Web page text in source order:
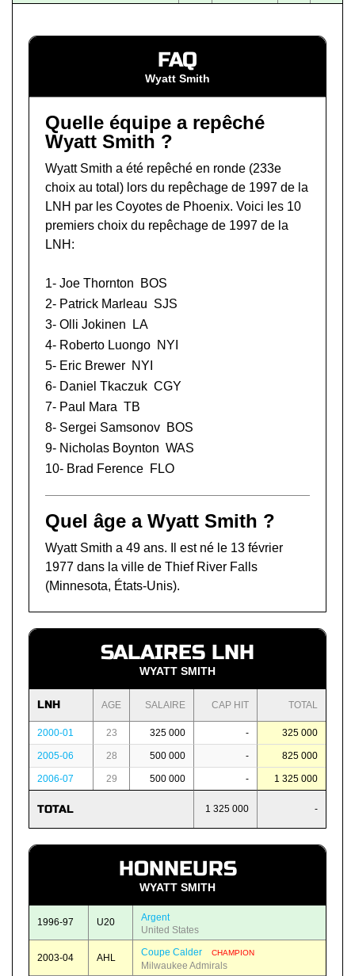
FAQ
Wyatt Smith
Quelle équipe a repêché
Wyatt Smith ?
Wyatt Smith a été repêché en ronde (233e
choix au total) lors du repêchage de 1997 de la
LNH par les Coyotes de Phoenix. Voici les 10
premiers choix du repêchage de 1997 de la
LNH:
1- Joe Thornton
BOS
2- Patrick Marleau SJS
3- Olli Jokinen
LA
4- Roberto Luongo NYI
5- Eric Brewer NYI
6- Daniel Tkaczuk CGY
7- Paul Mara TB
8- Sergei Samsonov BOS
9- Nicholas Boynton WAS
10- Brad Ference FLO
Quel âge a Wyatt Smith ?
Wyatt Smith a 49 ans. Il est né le 13 février
1977 dans la ville de Thief River Falls
(Minnesota, États-Unis).
SALAIRES LNH
WYATT SMITH
LNH AGE SALAIRE CAP HIT TOTAL
2000-01 23 325 000 - 325 000
2005-06 28 500 000 - 825 000
2006-07 29 500 000 - 1 325 000
TOTAL 1 325 000 -
HONNEURS
WYATT SMITH
1996-97 U20
Argent
United States
2003-04 AHL Coupe Calder CHAMPION
Milwaukee Admirals